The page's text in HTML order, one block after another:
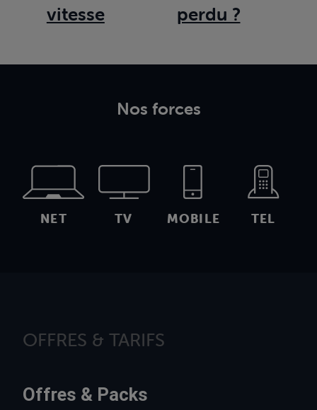
vitesse
perdu ?
Nos forces
NET TV MOBILE TEL
OFFRES & TARIFS
Offres & Packs